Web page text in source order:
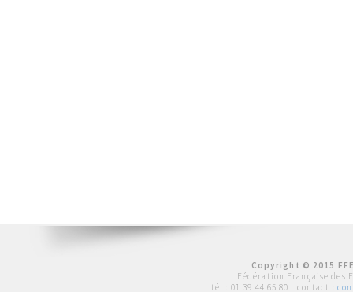
Copyright © 2015
Fédération Française des
tél : 01 39 44 65 80 | contact :